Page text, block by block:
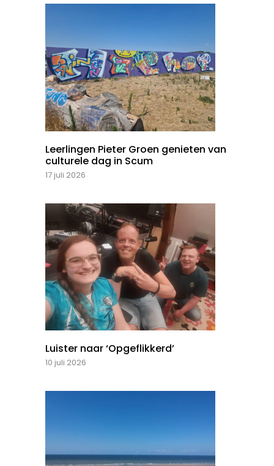
Leerlingen Pieter Groen genieten van
culturele dag in Scum
17 juli 2026
Luister naar ‘Opgeflikkerd’
10 juli 2026